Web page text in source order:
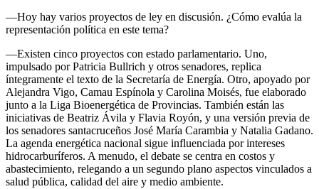
—Hoy hay varios proyectos de ley en discusión. ¿Cómo evalúa la
representación política en este tema?
—Existen cinco proyectos con estado parlamentario. Uno,
impulsado por Patricia Bullrich y otros senadores, replica
íntegramente el texto de la Secretaría de Energía. Otro, apoyado por
Alejandra Vigo, Camau Espínola y Carolina Moisés, fue elaborado
junto a la Liga Bioenergética de Provincias. También están las
iniciativas de Beatriz Ávila y Flavia Royón, y una versión previa de
los senadores santacruceños José María Carambia y Natalia Gadano.
La agenda energética nacional sigue influenciada por intereses
hidrocarburíferos. A menudo, el debate se centra en costos y
abastecimiento, relegando a un segundo plano aspectos vinculados a
salud pública, calidad del aire y medio ambiente.